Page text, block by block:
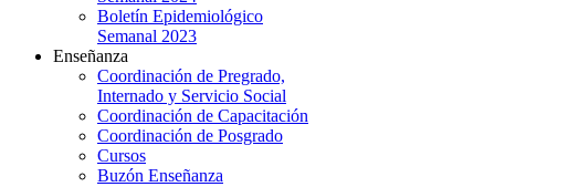
Boletín Epidemiológico
Semanal 2023
Enseñanza
Coordinación de Pregrado,
Internado y Servicio Social
Coordinación de Capacitación
Coordinación de Posgrado
Cursos
Buzón Enseñanza